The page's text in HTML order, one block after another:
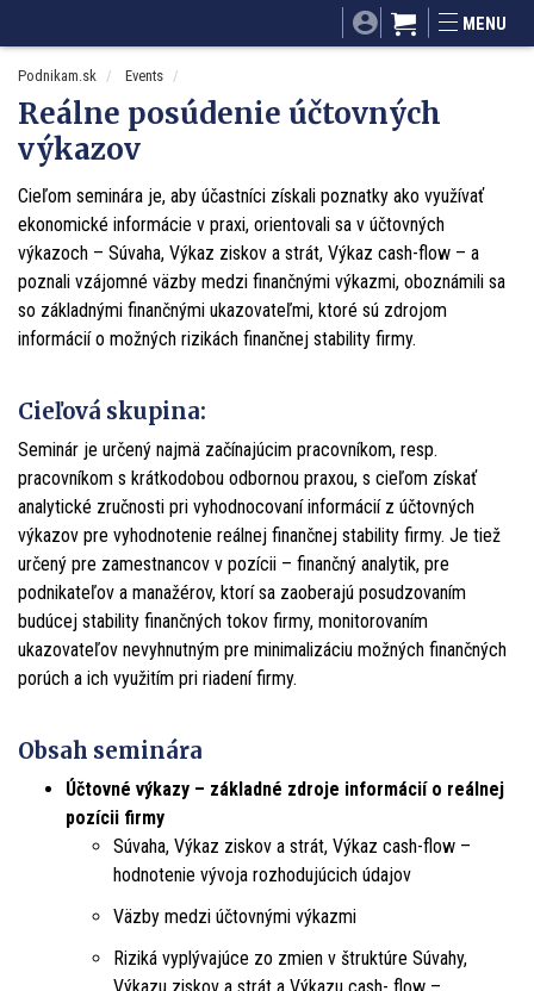
Mnamky-recepty.sk
MENU
Podnikam.sk Events
Reálne posúdenie účtovných
výkazov
Cieľom seminára je, aby účastníci získali poznatky ako využívať
ekonomické informácie v praxi, orientovali sa v účtovných
výkazoch – Súvaha, Výkaz ziskov a strát, Výkaz cash-flow – a
poznali vzájomné väzby medzi finančnými výkazmi, oboznámili sa
so základnými finančnými ukazovateľmi, ktoré sú zdrojom
informácií o možných rizikách finančnej stability firmy.
Cieľová skupina:
Seminár je určený najmä začínajúcim pracovníkom, resp.
pracovníkom s krátkodobou odbornou praxou, s cieľom získať
analytické zručnosti pri vyhodnocovaní informácií z účtovných
výkazov pre vyhodnotenie reálnej finančnej stability firmy. Je tiež
určený pre zamestnancov v pozícii – finančný analytik, pre
podnikateľov a manažérov, ktorí sa zaoberajú posudzovaním
budúcej stability finančných tokov firmy, monitorovaním
ukazovateľov nevyhnutným pre minimalizáciu možných finančných
porúch a ich využitím pri riadení firmy.
Obsah seminára
Účtovné výkazy – základné zdroje informácií o reálnej
pozícii firmy
Súvaha, Výkaz ziskov a strát, Výkaz cash-flow –
hodnotenie vývoja rozhodujúcich údajov
Väzby medzi účtovnými výkazmi
Riziká vyplývajúce zo zmien v štruktúre Súvahy,